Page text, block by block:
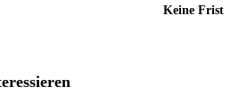
Keine Frist